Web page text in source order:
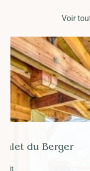
Voir
Duplex